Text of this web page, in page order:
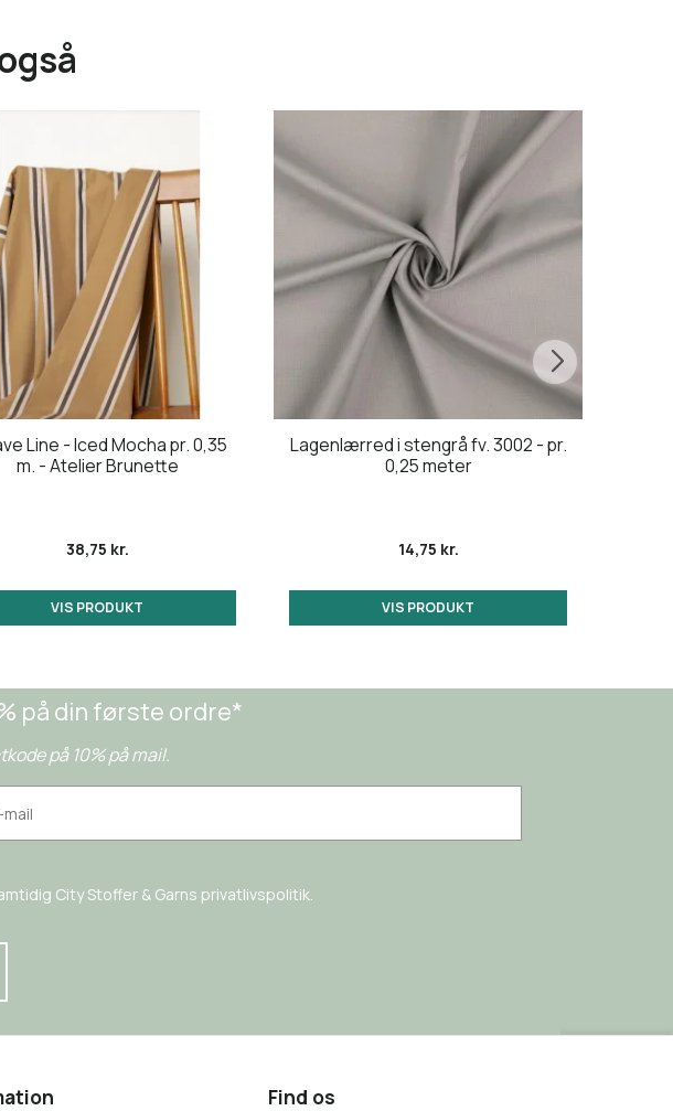
Line - Iced Mocha pr. 0,35
m. - Atelier Brunette
38,75 kr.
VIS PRODUKT
Lagenlærred i stengrå fv. 3002 - pr.
0,25 meter
14,75 kr.
VIS PRODUKT
på din første ordre*
på 10% på mail.
City Stoffer & Garns privatlivspolitik.
Find os